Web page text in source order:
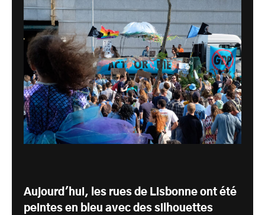
Aujourd'hui, les rues de Lisbonne ont été
peintes en bleu avec des silhouettes